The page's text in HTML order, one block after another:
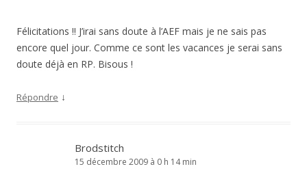
Félicitations !! J’irai sans doute à l’AEF mais je ne sais pas
encore quel jour. Comme ce sont les vacances je serai sans
doute déjà en RP. Bisous !
Répondre ↓
Brodstitch
15 décembre 2009 à 0 h 14 min